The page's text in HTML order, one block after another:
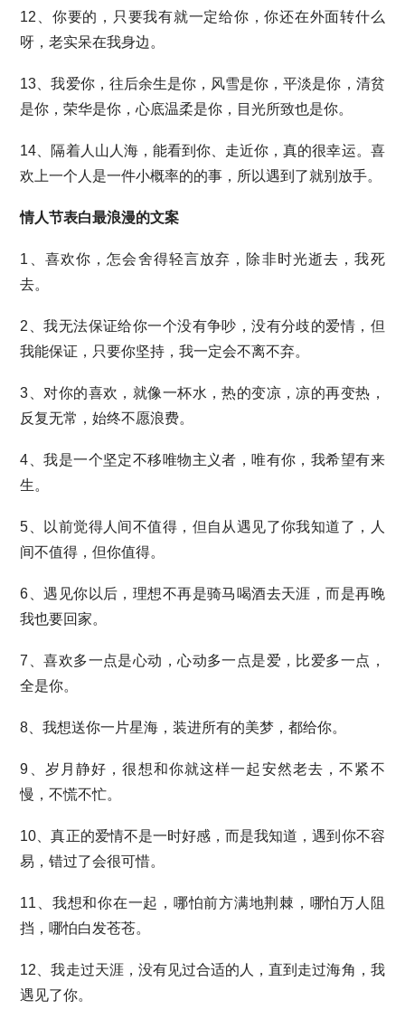
12、你要的，只要我有就一定给你，你还在外面转什么
呀，老实呆在我身边。
13、我爱你，往后余生是你，风雪是你，平淡是你，清贫
是你，荣华是你，心底温柔是你，目光所致也是你。
14、隔着人山人海，能看到你、走近你，真的很幸运。喜
欢上一个人是一件小概率的的事，所以遇到了就别放手。
情人节表白最浪漫的文案
1、喜欢你，怎会舍得轻言放弃，除非时光逝去，我死
去。
2、我无法保证给你一个没有争吵，没有分歧的爱情，但
我能保证，只要你坚持，我一定会不离不弃。
3、对你的喜欢，就像一杯水，热的变凉，凉的再变热，
反复无常，始终不愿浪费。
4、我是一个坚定不移唯物主义者，唯有你，我希望有来
生。
5、以前觉得人间不值得，但自从遇见了你我知道了，人
间不值得，但你值得。
6、遇见你以后，理想不再是骑马喝酒去天涯，而是再晚
我也要回家。
7、喜欢多一点是心动，心动多一点是爱，比爱多一点，
全是你。
8、我想送你一片星海，装进所有的美梦，都给你。
9、岁月静好，很想和你就这样一起安然老去，不紧不
慢，不慌不忙。
10、真正的爱情不是一时好感，而是我知道，遇到你不容
易，错过了会很可惜。
11、我想和你在一起，哪怕前方满地荆棘，哪怕万人阻
挡，哪怕白发苍苍。
12、我走过天涯，没有见过合适的人，直到走过海角，我
遇见了你。